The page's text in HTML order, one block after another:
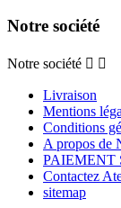
Notre société
Notre société  
Livraison
Mentions
Conditions
A propos de
PAIEMENT
Contactez
sitemap